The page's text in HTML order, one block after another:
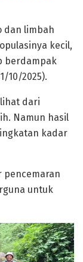
dan limbah
kecil,
berdampak
10/2025).
dari
Namun hasil
kadar
pencemaran
untuk